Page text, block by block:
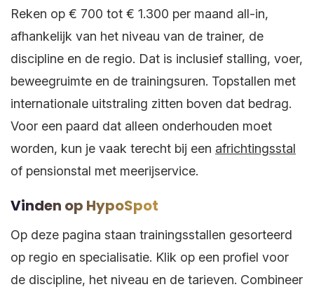
Reken op € 700 tot € 1.300 per maand all-in,
afhankelijk van het niveau van de trainer, de
discipline en de regio. Dat is inclusief stalling, voer,
beweegruimte en de trainingsuren. Topstallen met
internationale uitstraling zitten boven dat bedrag.
Voor een paard dat alleen onderhouden moet
worden, kun je vaak terecht bij een africhtingsstal
of pensionstal met meerijservice.
Vinden op HypoSpot
Op deze pagina staan trainingsstallen gesorteerd
op regio en specialisatie. Klik op een profiel voor
de discipline, het niveau en de tarieven. Combineer